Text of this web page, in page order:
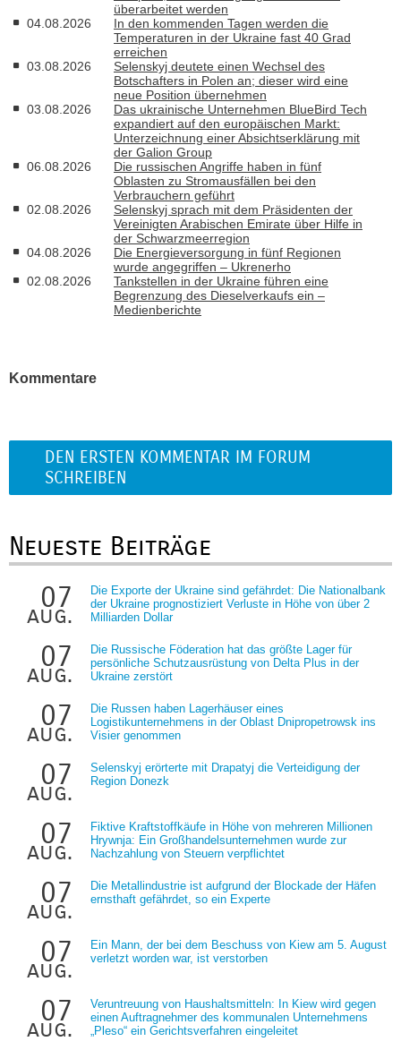
überarbeitet werden
04.08.2026
In den kommenden Tagen werden die
Temperaturen in der Ukraine fast 40 Grad
erreichen
03.08.2026
Selenskyj deutete einen Wechsel des
Botschafters in Polen an; dieser wird eine
neue Position übernehmen
03.08.2026
Das ukrainische Unternehmen BlueBird Tech
expandiert auf den europäischen Markt:
Unterzeichnung einer Absichtserklärung mit
der Galion Group
06.08.2026
Die russischen Angriffe haben in fünf
Oblasten zu Stromausfällen bei den
Verbrauchern geführt
02.08.2026
Selenskyj sprach mit dem Präsidenten der
Vereinigten Arabischen Emirate über Hilfe in
der Schwarzmeerregion
04.08.2026
Die Energieversorgung in fünf Regionen
wurde angegriffen – Ukrenerho
02.08.2026
Tankstellen in der Ukraine führen eine
Begrenzung des Dieselverkaufs ein –
Medienberichte
Kommentare
DEN ERSTEN KOMMENTAR IM FORUM
SCHREIBEN
Neueste Beiträge
07
aug.
Die Exporte der Ukraine sind gefährdet: Die Nationalbank
der Ukraine prognostiziert Verluste in Höhe von über 2
Milliarden Dollar
07
aug.
Die Russische Föderation hat das größte Lager für
persönliche Schutzausrüstung von Delta Plus in der
Ukraine zerstört
07
aug.
Die Russen haben Lagerhäuser eines
Logistikunternehmens in der Oblast Dnipropetrowsk ins
Visier genommen
07
aug.
Selenskyj erörterte mit Drapatyj die Verteidigung der
Region Donezk
07
aug.
Fiktive Kraftstoffkäufe in Höhe von mehreren Millionen
Hrywnja: Ein Großhandelsunternehmen wurde zur
Nachzahlung von Steuern verpflichtet
07
aug.
Die Metallindustrie ist aufgrund der Blockade der Häfen
ernsthaft gefährdet, so ein Experte
07
aug.
Ein Mann, der bei dem Beschuss von Kiew am 5. August
verletzt worden war, ist verstorben
07
aug.
Veruntreuung von Haushaltsmitteln: In Kiew wird gegen
einen Auftragnehmer des kommunalen Unternehmens
„Pleso“ ein Gerichtsverfahren eingeleitet